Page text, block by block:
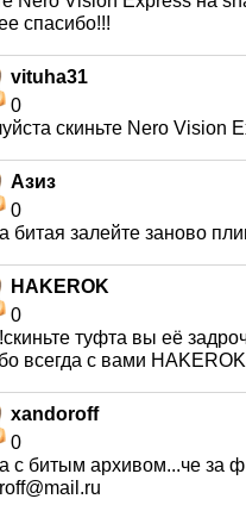
спасибо!!!
vituha31
0
скиньте Nero Vision
Азиз
0
битая залейте заново
HAKEROK
0
туфта вы её
всегда с вами
xandoroff
0
с битым архивом...че за